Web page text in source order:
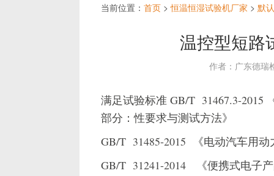
当前位置： 首页 > 恒温恒湿试验机厂家 > 默
温控型短路
作者：广东德瑞
满足试验标准 GB/T 31467.3-2015
部分：性要求与测试方法》
GB/T 31485-2015 《电动汽车用
GB/T 31241-2014 《便携式电子